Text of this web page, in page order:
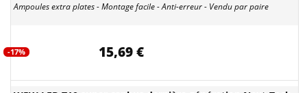
Ampoules extra plates - Montage facile - Anti-erreur - Vendu par paire
-17% 15,69 €